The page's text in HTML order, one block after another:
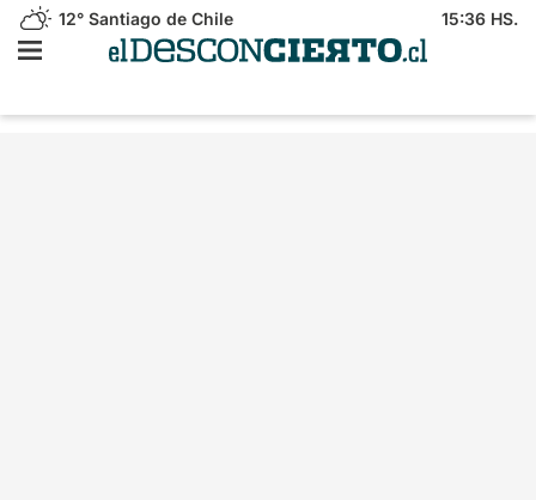
12° Santiago de Chile 15:36 HS.